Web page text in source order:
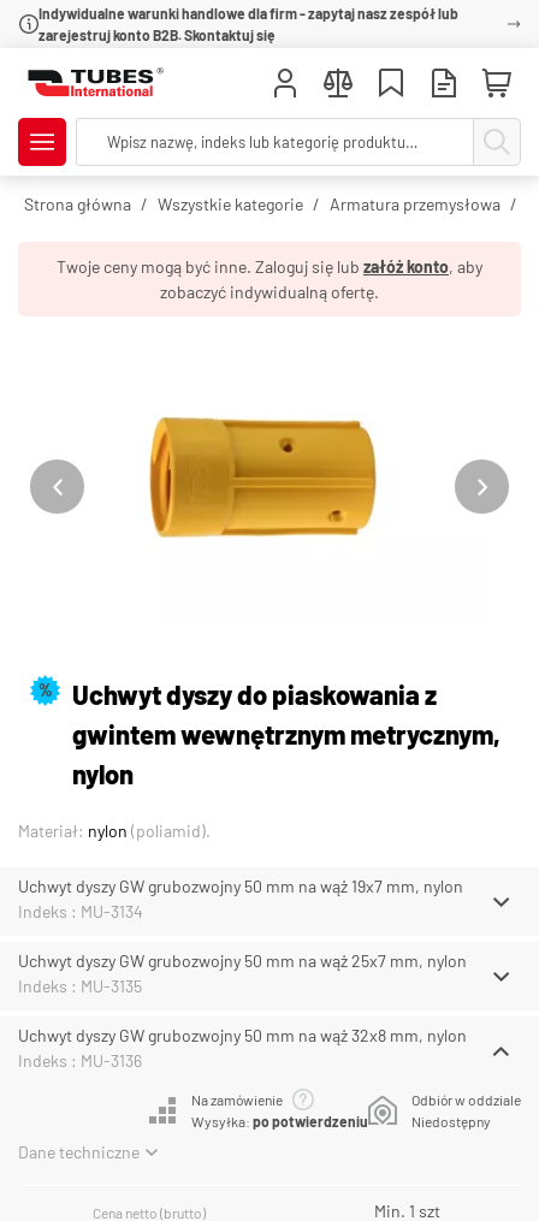
Indywidualne warunki handlowe dla firm - zapytaj nasz zespół lub
zarejestruj konto B2B. Skontaktuj się
Strona główna Wszystkie kategorie Armatura przemysłowa
Twoje ceny mogą być inne. Zaloguj się lub załóż konto, aby
zobaczyć indywidualną ofertę.
%
Uchwyt dyszy do piaskowania z
gwintem wewnętrznym metrycznym,
nylon
Materiał: nylon (poliamid).
Uchwyt dyszy GW grubozwojny 50 mm na wąż 19x7 mm, nylon
Indeks : MU-3134
Uchwyt dyszy GW grubozwojny 50 mm na wąż 25x7 mm, nylon
Indeks : MU-3135
Uchwyt dyszy GW grubozwojny 50 mm na wąż 32x8 mm, nylon
Indeks : MU-3136
Na zamówienie
Wysyłka: po potwierdzeniu
Odbiór w oddziale
Niedostępny
Dane techniczne
Cena netto (brutto) Min. 1 szt